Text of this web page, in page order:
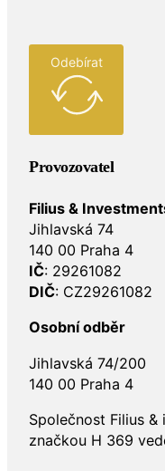
Odebírat
Provozovatel
Filius &
Jihlavská 74
140 00 Praha 4
IČ: 29261082
DIČ: CZ29261082
Osobní odběr
Jihlavská 74/200
140 00 Praha 4
Společnost Filius
značkou H 369